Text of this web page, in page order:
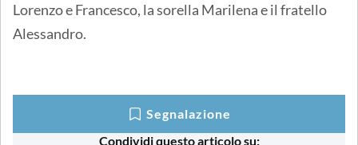
Lorenzo e Francesco, la sorella Marilena e il fratello
Alessandro.
Segnalazione
Condividi questo articolo su: